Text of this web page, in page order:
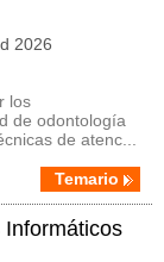
2026
los
de odontología
de atenc...
Temario